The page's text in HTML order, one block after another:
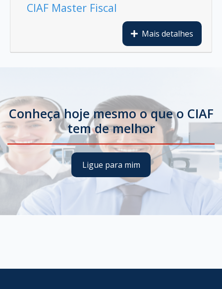
CIAF Master Fiscal
Mais detalhes
Conheça hoje mesmo o que o CIAF
tem de melhor
Ligue para mim